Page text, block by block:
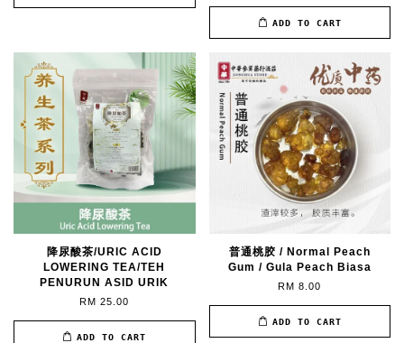
ADD TO CART
降尿酸茶/URIC ACID
LOWERING TEA/TEH
PENURUN ASID URIK
RM 25.00
ADD TO CART
普通桃胶 / Normal Peach
Gum / Gula Peach Biasa
RM 8.00
ADD TO CART